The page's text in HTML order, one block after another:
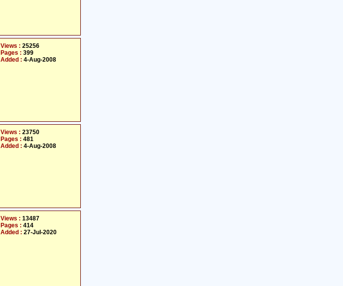
Views : 25256
Pages : 399
Added : 4-Aug-2008
Views : 23750
Pages : 481
Added : 4-Aug-2008
Views : 13487
Pages : 414
Added : 27-Jul-2020